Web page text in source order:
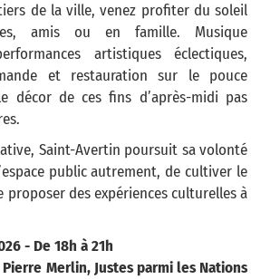
de la ville, venez profiter du soleil
amis ou en famille. Musique
artistiques éclectiques,
et restauration sur le pouce
décor de ces fins d’après-midi pas
Saint-Avertin poursuit sa volonté
public autrement, de cultiver le
proposer des expériences culturelles à
- De 18h à 21h
Merlin, Justes parmi les Nations